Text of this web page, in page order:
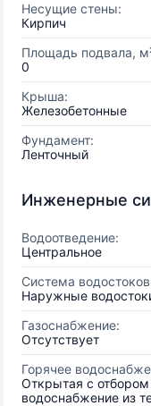
Несущие стены:
Кирпич
Площадь подвала,
0
Крыша:
Железобетонные
Фундамент:
Ленточный
Инженерные
Водоотведение:
Центральное
Система
Наружные
Газоснабжение:
Отсутствует
Горячее
Открытая с
водоснабжение из